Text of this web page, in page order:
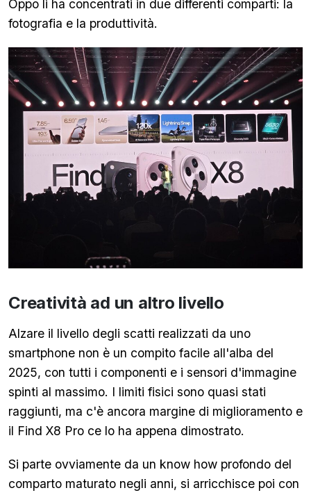
Oppo li ha concentrati in due differenti comparti: la
fotografia e la produttività.
Creatività ad un altro livello
Alzare il livello degli scatti realizzati da uno
smartphone non è un compito facile all'alba del
2025, con tutti i componenti e i sensori d'immagine
spinti al massimo. I limiti fisici sono quasi stati
raggiunti, ma c'è ancora margine di miglioramento e
il Find X8 Pro ce lo ha appena dimostrato.
Si parte ovviamente da un know how profondo del
comparto maturato negli anni, si arricchisce poi con